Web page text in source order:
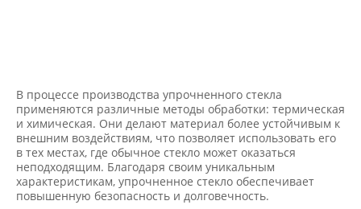
В процессе производства упрочненного стекла
применяются различные методы обработки: термическая
и химическая. Они делают материал более устойчивым к
внешним воздействиям, что позволяет использовать его
в тех местах, где обычное стекло может оказаться
неподходящим. Благодаря своим уникальным
характеристикам, упрочненное стекло обеспечивает
повышенную безопасность и долговечность.